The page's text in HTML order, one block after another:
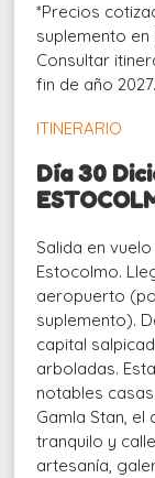
*Precios
suplemento en
Consultar
fin de año 2027.
ITINERARIO
Día 30
Salida en
Estocolmo.
aeropuerto
suplemento).
capital
arboladas.
notables
Gamla Stan,
tranquilo y
artesanía,